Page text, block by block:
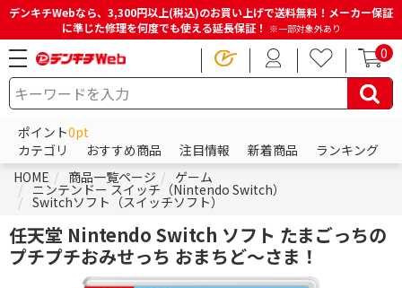
デンキチWebなら、3,300円以上(税込)のお買い上げで送料無料！メーカー保証
に準じた修理を何度でも使える延長保証！ ※一部対象外あり
0
ポイント0pt
カテゴリ
おすすめ商品 注目情報 新着商品
ランキング
HOME
商品一覧ページ ゲーム
ニンテンドー スイッチ（Nintendo Switch）
Switchソフト（スイッチソフト）
任天堂 Nintendo Switch ソフト たまごっちの
プチプチおみせっち おまちど～さま！